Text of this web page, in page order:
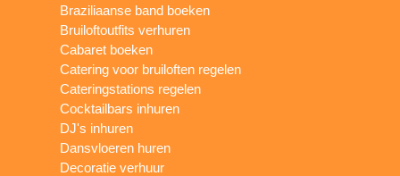
Braziliaanse band boeken
Bruiloftoutfits verhuren
Cabaret boeken
Catering voor bruiloften regelen
Cateringstations regelen
Cocktailbars inhuren
DJ's inhuren
Dansvloeren huren
Decoratie verhuur